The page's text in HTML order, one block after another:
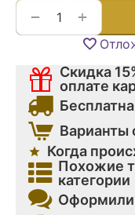
+
−
Скидка
оплате
Варианты
Когда
Похожие
категории
Оформили